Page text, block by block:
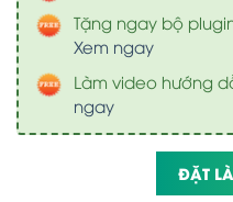
Tặng ngay bộ
Xem ngay
Làm video hướng
ngay
ĐẶT